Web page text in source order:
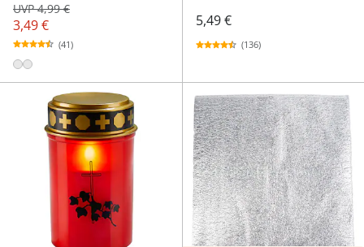
3,49 €
UVP 4,99 €
(41)
5,49 €
(136)